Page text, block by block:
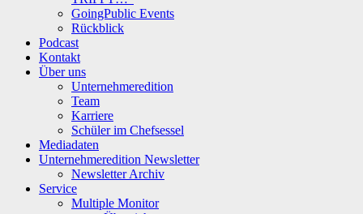
GoingPublic Events
Rückblick
Podcast
Kontakt
Über uns
Unternehmeredition
Team
Karriere
Schüler im Chefsessel
Mediadaten
Unternehmeredition Newsletter
Newsletter Archiv
Service
Multiple Monitor